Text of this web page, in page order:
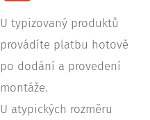
U typizovaný produktů
provádíte platbu hotově
po dodání a provedení
montáže.
U atypických rozměru